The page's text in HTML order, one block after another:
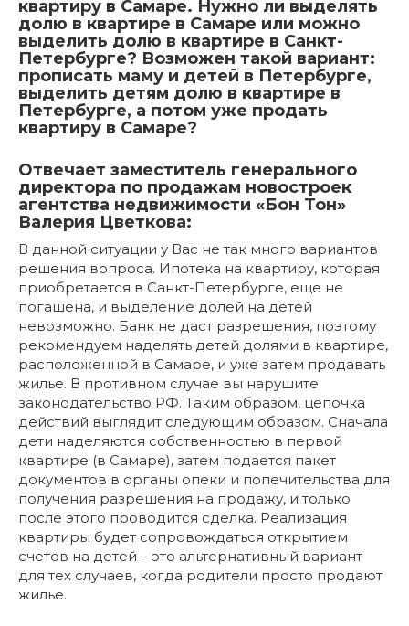
квартиру в Самаре. Нужно ли выделять
долю в квартире в Самаре или можно
выделить долю в квартире в Санкт-
Петербурге? Возможен такой вариант:
прописать маму и детей в Петербурге,
выделить детям долю в квартире в
Петербурге, а потом уже продать
квартиру в Самаре?
Отвечает заместитель генерального
директора по продажам новостроек
агентства недвижимости «Бон Тон»
Валерия Цветкова:
В данной ситуации у Вас не так много вариантов
решения вопроса. Ипотека на квартиру, которая
приобретается в Санкт-Петербурге, еще не
погашена, и выделение долей на детей
невозможно. Банк не даст разрешения, поэтому
рекомендуем наделять детей долями в квартире,
расположенной в Самаре, и уже затем продавать
жилье. В противном случае вы нарушите
законодательство РФ. Таким образом, цепочка
действий выглядит следующим образом. Сначала
дети наделяются собственностью в первой
квартире (в Самаре), затем подается пакет
документов в органы опеки и попечительства для
получения разрешения на продажу, и только
после этого проводится сделка. Реализация
квартиры будет сопровождаться открытием
счетов на детей – это альтернативный вариант
для тех случаев, когда родители просто продают
жилье.